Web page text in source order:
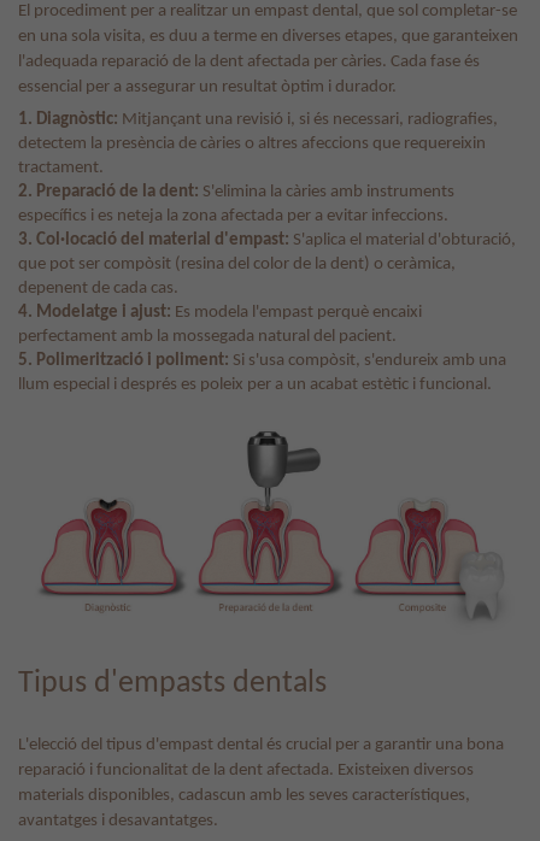
El procediment per a realitzar un empast dental, que sol completar-se
en una sola visita, es duu a terme en diverses etapes, que garanteixen
l'adequada reparació de la dent afectada per càries. Cada fase és
essencial per a assegurar un resultat òptim i durador.
1. Diagnòstic: Mitjançant una revisió i, si és necessari, radiografies,
detectem la presència de càries o altres afeccions que requereixin
tractament.
2. Preparació de la dent: S'elimina la càries amb instruments
específics i es neteja la zona afectada per a evitar infeccions.
3. Col·locació del material d'empast: S'aplica el material d'obturació,
que pot ser compòsit (resina del color de la dent) o ceràmica,
depenent de cada cas.
4. Modelatge i ajust: Es modela l'empast perquè encaixi
perfectament amb la mossegada natural del pacient.
5. Polimerització i poliment: Si s'usa compòsit, s'endureix amb una
llum especial i després es poleix per a un acabat estètic i funcional.
Tipus d'empasts dentals
L'elecció del tipus d'empast dental és crucial per a garantir una bona
reparació i funcionalitat de la dent afectada. Existeixen diversos
materials disponibles, cadascun amb les seves característiques,
avantatges i desavantatges.